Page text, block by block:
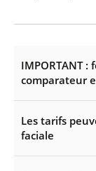
IMPORTANT
comparateur
Les tarifs
faciale